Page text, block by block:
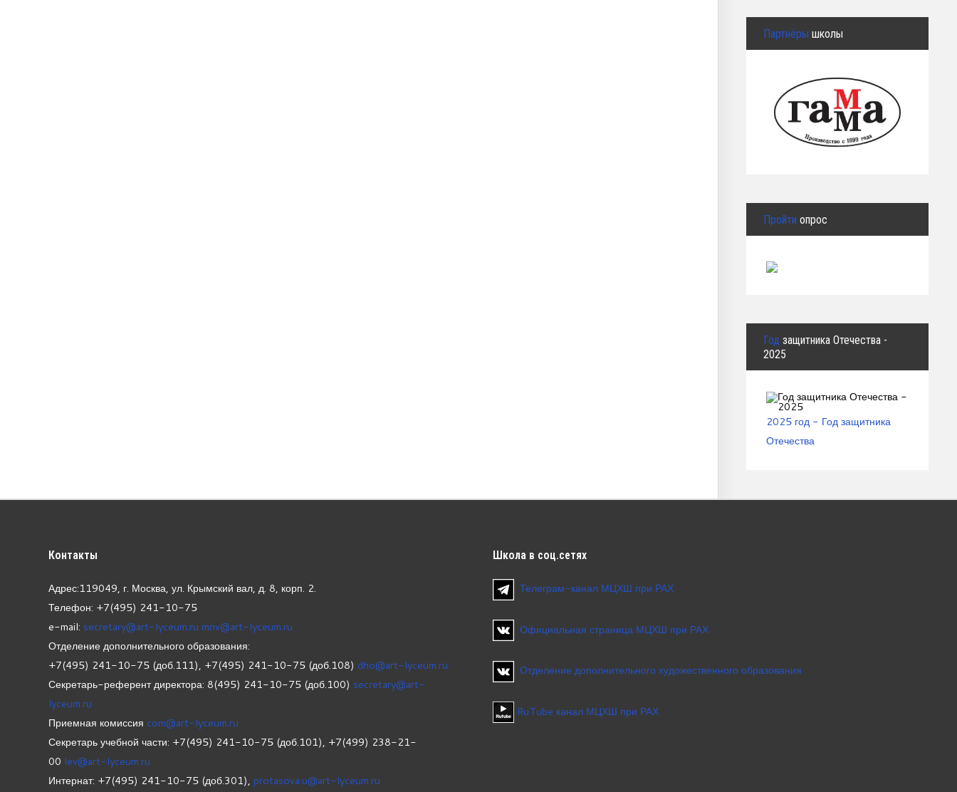
Партнёры школы
Пройти опрос
Год защитника Отечества -
2025
2025 год - Год защитника
Отечества
Контакты
Адрес:119049, г. Москва, ул. Крымский вал, д. 8, корп. 2.
Телефон: +7(495) 241-10-75
e-mail: secretary@art-lyceum.ru mnv@art-lyceum.ru
Отделение дополнительного образования:
+7(495) 241-10-75 (доб.111), +7(495) 241-10-75 (доб.108) dho@art-lyceum.ru
Секретарь-референт директора: 8(495) 241-10-75 (доб.100) secretary@art-
lyceum.ru
Приемная комиссия com@art-lyceum.ru
Секретарь учебной части: +7(495) 241-10-75 (доб.101), +7(499) 238-21-
00 lev@art-lyceum.ru
Интернат: +7(495) 241-10-75 (доб.301), protasova.u@art-lyceum.ru
Школа в соц.сетях
Телеграм-канал МЦХШ при РАХ
Официальная страница МЦХШ при РАХ
Отделение дополнительного художественного образования
RuTube канал МЦХШ при РАХ